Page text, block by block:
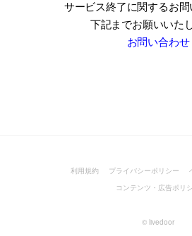
サービス終了に関するお問
下記までお願いいた
お問い合わせ
利用規約 プライバシーポリシー
コンテンツ・広告ポリ
© livedoor